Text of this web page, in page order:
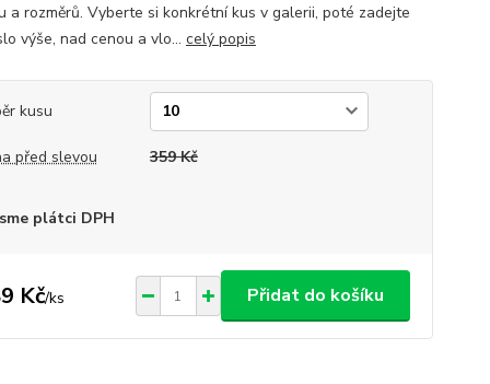
a rozměrů. Vyberte si konkrétní kus v galerii, poté zadejte
výše, nad cenou a vlo... celý popis
kusu
před slevou 359 Kč
plátci DPH
Kč/ks Přidat do košíku